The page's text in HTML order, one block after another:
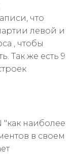
что
левой и
, чтобы
Так же есть 9
наиболее
в своем